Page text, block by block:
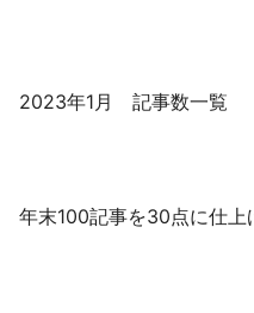
2023年1月 記事数一覧
年末100記事を30点に仕上